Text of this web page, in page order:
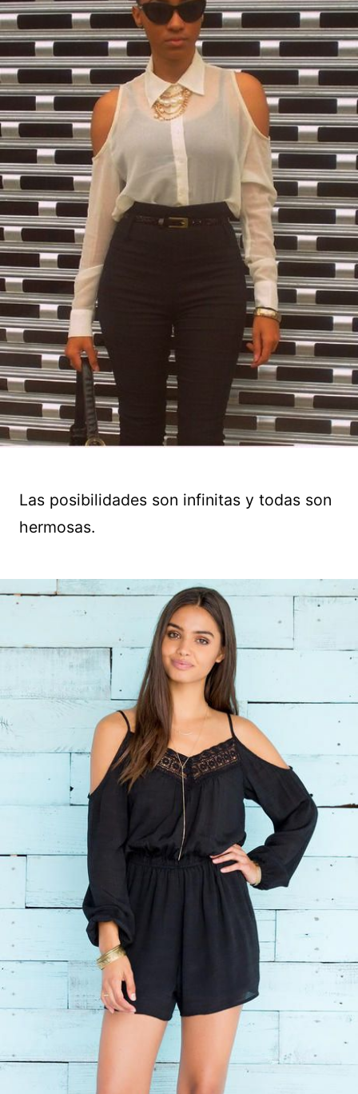
Las posibilidades son infinitas y todas son
hermosas.